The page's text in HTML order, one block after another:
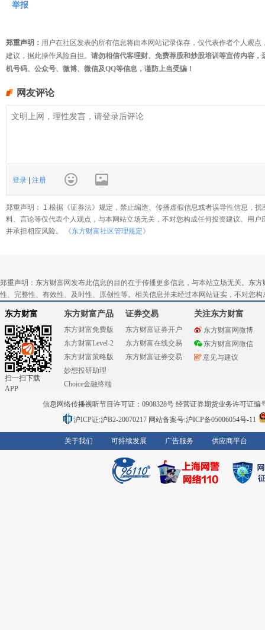
举报
郑重声明： 用户在社区发表的所有信息将由本网站记录保存，仅代表作者个人观
建议，据此操作风险自担。 请勿相信代客理财、免费荐股和炒股培训等宣传内容
机号码、公众号、微博、微信及QQ等信息，谨防上当受骗！
网友评论
登录 注册
郑重声明： 1.根据《证券法》规定，禁止编造、传播虚假信息或者误导性信息，
料、言论等仅代表个人观点，与本网站立场无关，不对您构成任何投资建议。用
并承担相应风险。
《东方财富社区管理规定》
郑重声明：东方财富网发布此信息的目的在于传播更多信息，与本站立场无关。东
性、完整性、有效性、及时性、原创性等。相关信息并未经过本网站证实，不对您
东方财富
扫一扫下载
APP
东方财富产品
东方财富免费版
东方财富Level-2
东方财富策略版
妙想投研助理
Choice金融终端
证券交易
东方财富证券开户
东方财富在线交易
东方财富证券交易
关注东方财富
东方财富网微博
东方财富网微信
意见与建议
信息网络传播视听节目许可证：0908328号 经营证券期货业务许可证编
沪ICP证:沪B2-20070217 网站备案号:沪ICP备05006054号-11
关于我们 可持续发展 广告服务 供应商平台